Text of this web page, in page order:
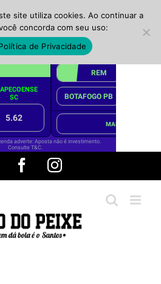
FacebookInstagram
site utiliza cookies. Ao continuar a
concorda com seu uso:
de Privacidade